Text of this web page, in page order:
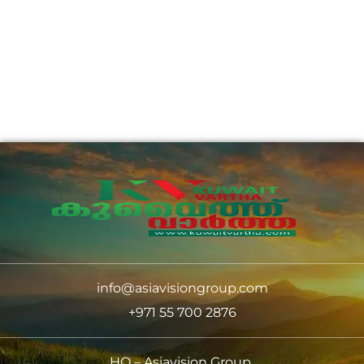
info@asiavisiongroup.com
+971 55 700 2876